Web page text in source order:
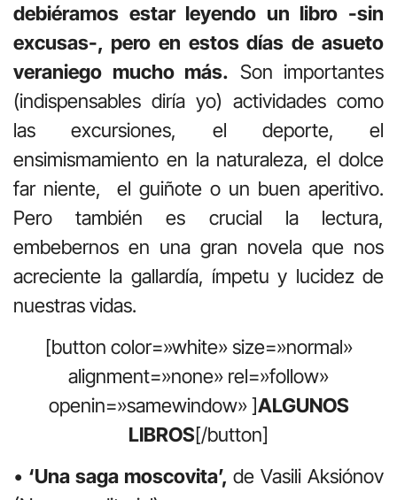
debiéramos estar leyendo un libro -sin
excusas-, pero en estos días de asueto
veraniego mucho más. Son importantes
(indispensables diría yo) actividades como
las excursiones, el deporte, el
ensimismamiento en la naturaleza, el dolce
far niente, el guiñote o un buen aperitivo.
Pero también es crucial la lectura,
embebernos en una gran novela que nos
acreciente la gallardía, ímpetu y lucidez de
nuestras vidas.
[button color=»white» size=»normal»
alignment=»none» rel=»follow»
openin=»samewindow» ]ALGUNOS
LIBROS[/button]
• ‘Una saga moscovita’, de Vasili Aksiónov